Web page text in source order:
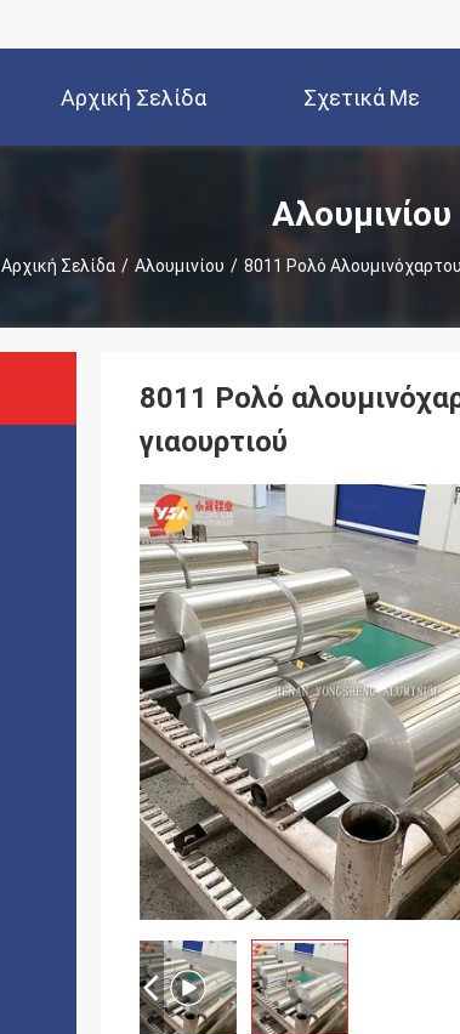
Αρχική Σελίδα Σχετικά Με
Εμάς
Αρχική Σελίδα / Αλουμινίου / 8011 Ρολό
8011 Ρολό
γιαουρτιού